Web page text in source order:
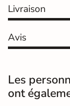
Résistance à
Masse colorée
Finition
Livraison
Avis
Les
ont